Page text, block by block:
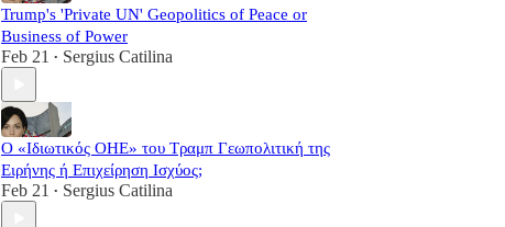
Trump's 'Private UN' Geopolitics of Peace or
Business of Power
Feb 21 • Sergius Catilina
Ο «Ιδιωτικός ΟΗΕ» του Τραμπ Γεωπολιτική της
Ειρήνης ή Επιχείρηση Ισχύος;
Feb 21 • Sergius Catilina